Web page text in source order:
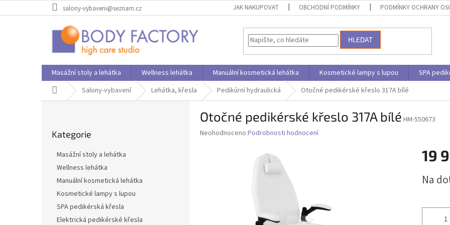
na
salony-vybaveni@seznam.cz JAK NAKUPOVAT OBCHODNÍ PODMÍNKY PODMÍNKY OCHRANY
HLEDAT
Masážní stoly a lehátka Wellness lehátka Manuální kosmetická lehátka Kosmetické lampy s lupou SPA
Domů Salony-vybavení Lehátka, křesla Pedikúrní hydraulická Otočné pedikérské křeslo 317A bílé
kategorie
Kategorie
Masážní stoly a lehátka
Wellness lehátka
Manuální kosmetická lehátka
Kosmetické lampy s lupou
SPA pedikérská křesla
Elektrická pedikérské křesla
Otočné pedikérské křeslo 317A bílé HM-550673
Průměrné
Neohodnoceno Podrobnosti hodnocení
19
cena:
Na